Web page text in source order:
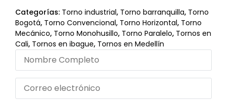
Categorías: Torno industrial, Torno barranquilla, Torno
Bogotá, Torno Convencional, Torno Horizontal, Torno
Mecánico, Torno Monohusillo, Torno Paralelo, Tornos en
Cali, Tornos en ibague, Tornos en Medellín